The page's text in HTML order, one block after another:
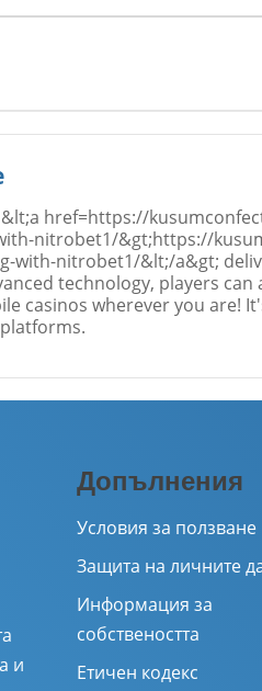
&lt;a href=https://
nitrobet1/&gt;https://
with-nitrobet1/&lt;/a&gt;
technology, players can
casinos wherever you are!
и
Допълнения
Условия за ползване
Защита на личните
Информация за
собствеността
Етичен кодекс